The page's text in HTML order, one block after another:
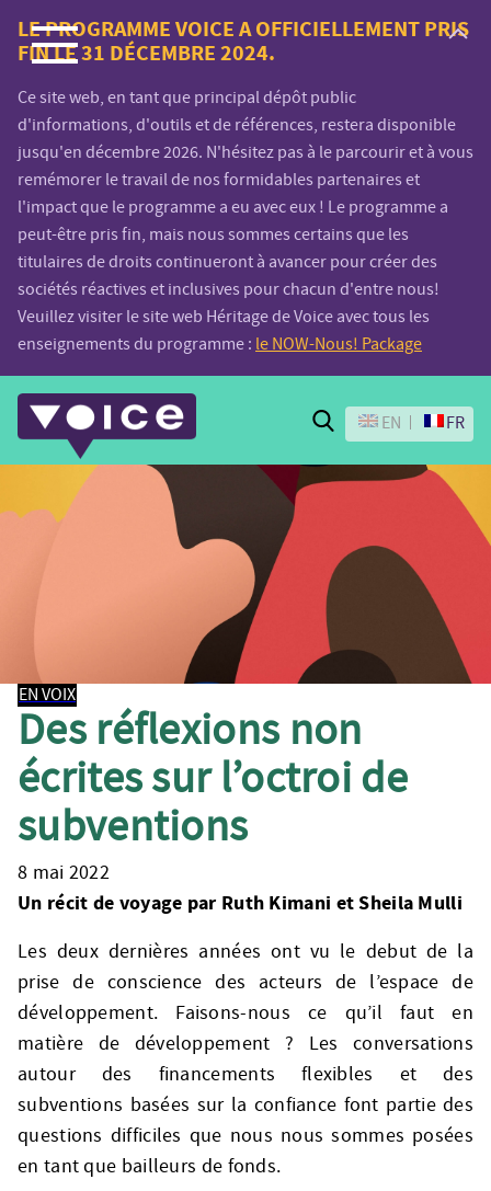
Voice.Global
website
LE PROGRAMME VOICE A OFFICIELLEMENT PRIS
FIN LE 31 DÉCEMBRE 2024.
Ce site web, en tant que principal dépôt public
d'informations, d'outils et de références, restera disponible
jusqu'en décembre 2026. N'hésitez pas à le parcourir et à vous
remémorer le travail de nos formidables partenaires et
l'impact que le programme a eu avec eux ! Le programme a
peut-être pris fin, mais nous sommes certains que les
titulaires de droits continueront à avancer pour créer des
sociétés réactives et inclusives pour chacun d'entre nous!
Veuillez visiter le site web Héritage de Voice avec tous les
enseignements du programme : le NOW-Nous! Package
Search
EN FR
EN VOIX
Des réflexions non
écrites sur l’octroi de
subventions
8 mai 2022
Un récit de voyage par Ruth Kimani et Sheila Mulli
Les deux dernières années ont vu le debut de la
prise de conscience des acteurs de l’espace de
développement. Faisons-nous ce qu’il faut en
matière de développement ? Les conversations
autour des financements flexibles et des
subventions basées sur la confiance font partie des
questions difficiles que nous nous sommes posées
en tant que bailleurs de fonds.